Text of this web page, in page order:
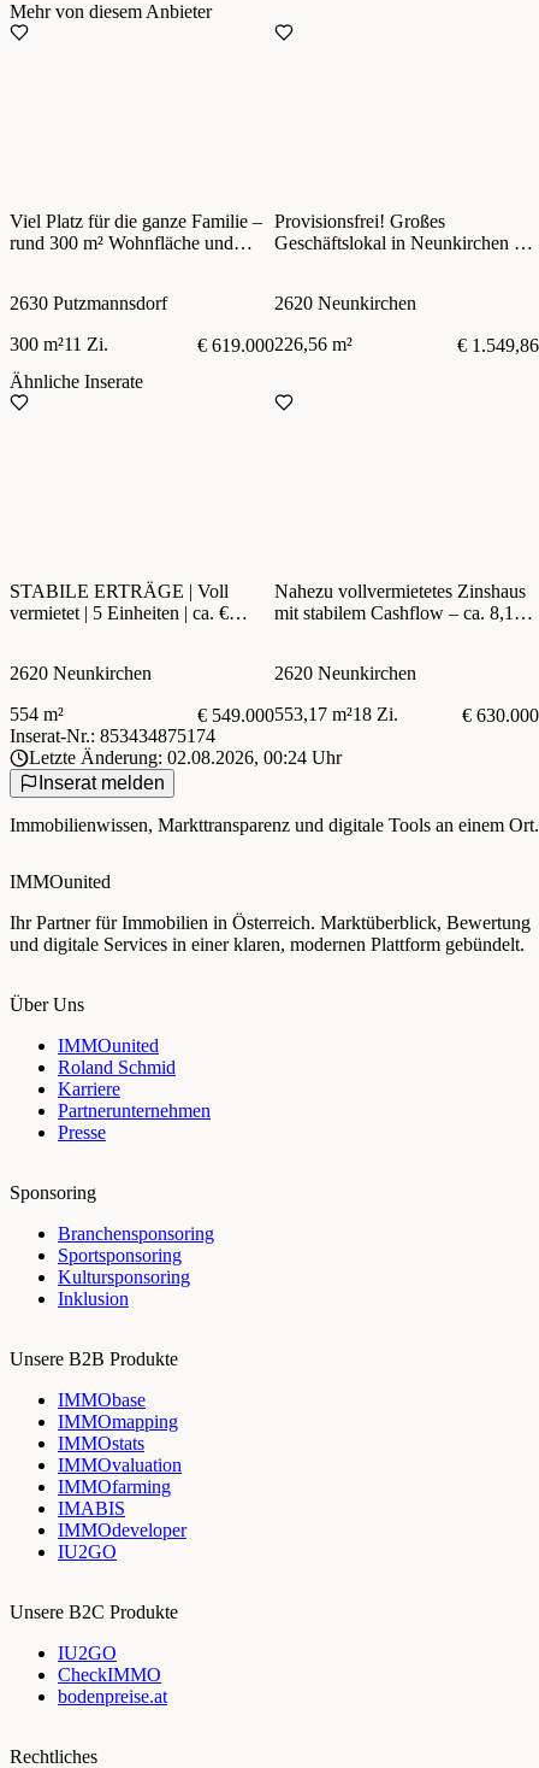
Mehr von diesem Anbieter
Viel Platz für die ganze Familie –
rund 300 m² Wohnfläche und
2630 Putzmannsdorf
300 m²11 Zi. € 619.000
Provisionsfrei! Großes
Geschäftslokal in Neunkirchen zu
2620 Neunkirchen
226,56 m²
€ 1.549,86
Ähnliche Inserate
STABILE ERTRÄGE | Voll
vermietet | 5 Einheiten | ca. €
2620 Neunkirchen
554 m²
€ 549.000
Nahezu vollvermietetes Zinshaus
mit stabilem Cashflow – ca. 8,1%
2620 Neunkirchen
553,17 m²18 Zi.
€ 630.000
Inserat-Nr.: 853434875174
Letzte Änderung: 02.08.2026, 00:24 Uhr
Inserat melden
Immobilienwissen, Markttransparenz und digitale Tools an einem Ort.
IMMOunited
Ihr Partner für Immobilien in Österreich. Marktüberblick, Bewertung
und digitale Services in einer klaren, modernen Plattform gebündelt.
Über Uns
IMMOunited
Roland Schmid
Karriere
Partnerunternehmen
Presse
Sponsoring
Branchensponsoring
Sportsponsoring
Kultursponsoring
Inklusion
Unsere B2B Produkte
IMMObase
IMMOmapping
IMMOstats
IMMOvaluation
IMMOfarming
IMABIS
IMMOdeveloper
IU2GO
Unsere B2C Produkte
IU2GO
CheckIMMO
bodenpreise.at
Rechtliches